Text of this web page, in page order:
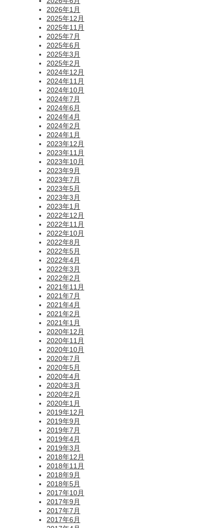
2026年1月
2025年12月
2025年11月
2025年7月
2025年6月
2025年3月
2025年2月
2024年12月
2024年11月
2024年10月
2024年7月
2024年6月
2024年4月
2024年2月
2024年1月
2023年12月
2023年11月
2023年10月
2023年9月
2023年7月
2023年5月
2023年3月
2023年1月
2022年12月
2022年11月
2022年10月
2022年8月
2022年5月
2022年4月
2022年3月
2022年2月
2021年11月
2021年7月
2021年4月
2021年2月
2021年1月
2020年12月
2020年11月
2020年10月
2020年7月
2020年5月
2020年4月
2020年3月
2020年2月
2020年1月
2019年12月
2019年9月
2019年7月
2019年4月
2019年3月
2018年12月
2018年11月
2018年9月
2018年5月
2017年10月
2017年9月
2017年7月
2017年6月